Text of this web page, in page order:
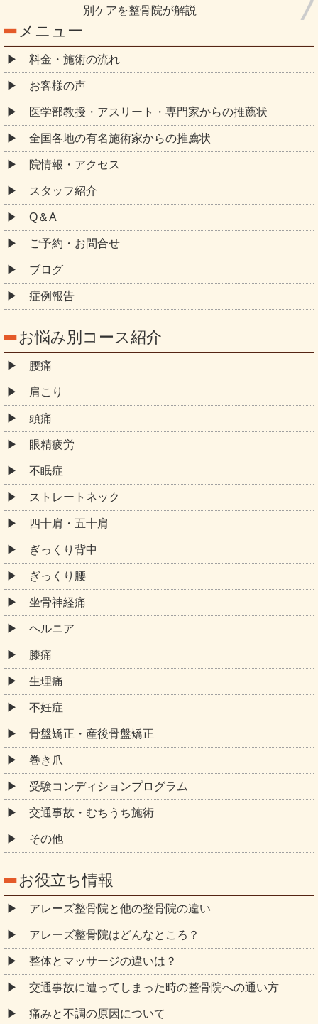
別ケアを整骨院が解説
メニュー
料金・施術の流れ
お客様の声
医学部教授・アスリート・専門家からの推薦状
全国各地の有名施術家からの推薦状
院情報・アクセス
スタッフ紹介
Q＆A
ご予約・お問合せ
ブログ
症例報告
お悩み別コース紹介
腰痛
肩こり
頭痛
眼精疲労
不眠症
ストレートネック
四十肩・五十肩
ぎっくり背中
ぎっくり腰
坐骨神経痛
ヘルニア
膝痛
生理痛
不妊症
骨盤矯正・産後骨盤矯正
巻き爪
受験コンディションプログラム
交通事故・むちうち施術
その他
お役立ち情報
アレーズ整骨院と他の整骨院の違い
アレーズ整骨院はどんなところ？
整体とマッサージの違いは？
交通事故に遭ってしまった時の整骨院への通い方
痛みと不調の原因について